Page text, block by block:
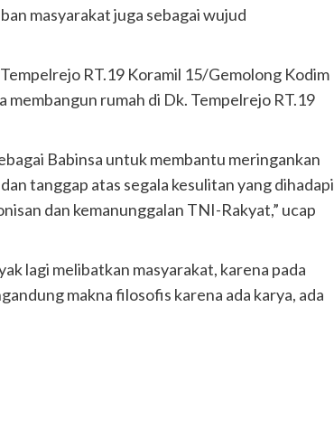
masyarakat juga sebagai wujud
RT.19 Koramil 15/Gemolong Kodim
rumah di Dk. Tempelrejo RT.19
Babinsa untuk membantu meringankan
tanggap atas segala kesulitan yang dihadapi
dan kemanunggalan TNI-Rakyat,” ucap
lagi melibatkan masyarakat, karena pada
makna filosofis karena ada karya, ada